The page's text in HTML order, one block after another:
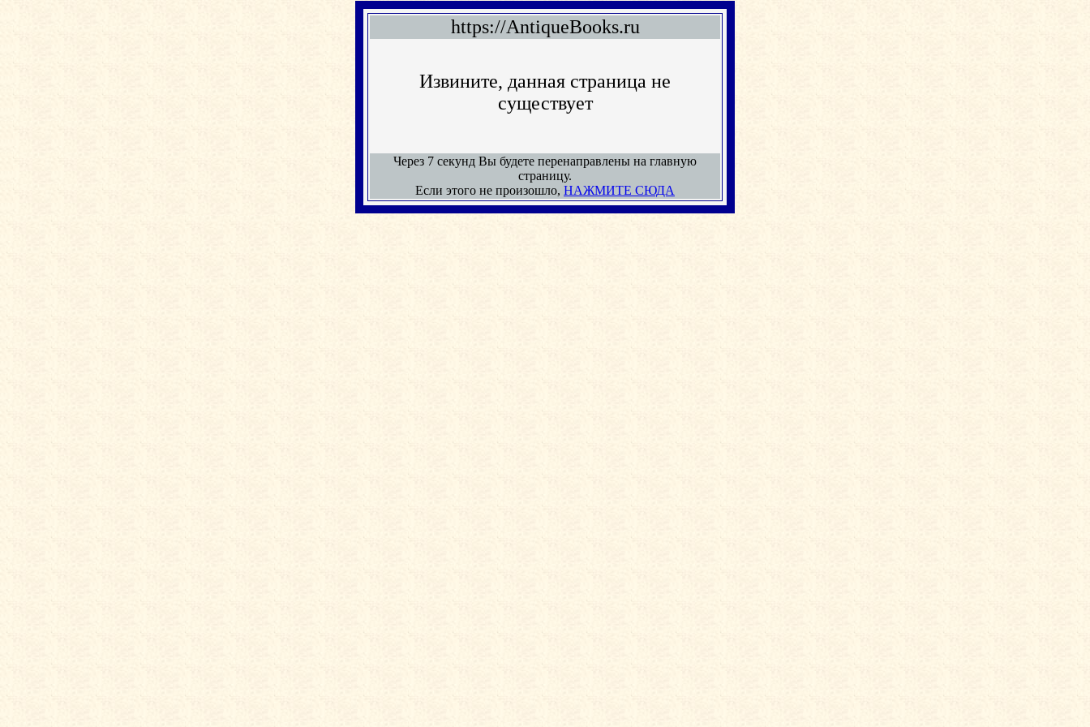
https://AntiqueBooks.ru
Извините, данная страница не
существует
Через 7 секунд Вы будете перенаправлены на главную
страницу.
Если этого не произошло, НАЖМИТЕ СЮДА